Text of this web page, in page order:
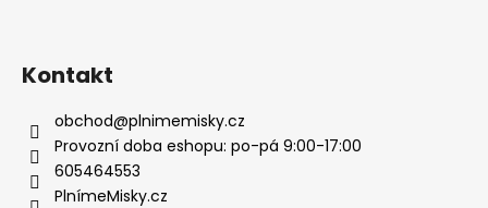
Z
Kontakt
obchod@plnimemisky.cz
Provozní doba eshopu: po-pá 9:00-17:00
605464553
PlnímeMisky.cz